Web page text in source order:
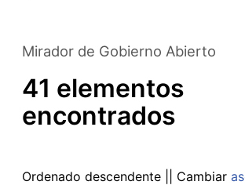
Mirador de Gobierno Abierto
41 elementos
encontrados
Ordenado descendente || Cambiar